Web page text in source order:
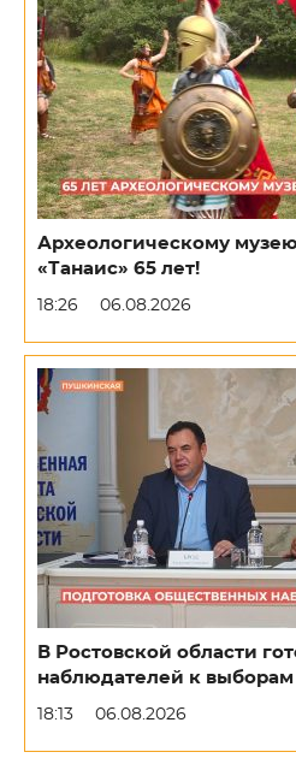
Археологическому
«Танаис» 65 лет!
18:26 06.08.2026
В Ростовской области
наблюдателей к выборам
18:13 06.08.2026